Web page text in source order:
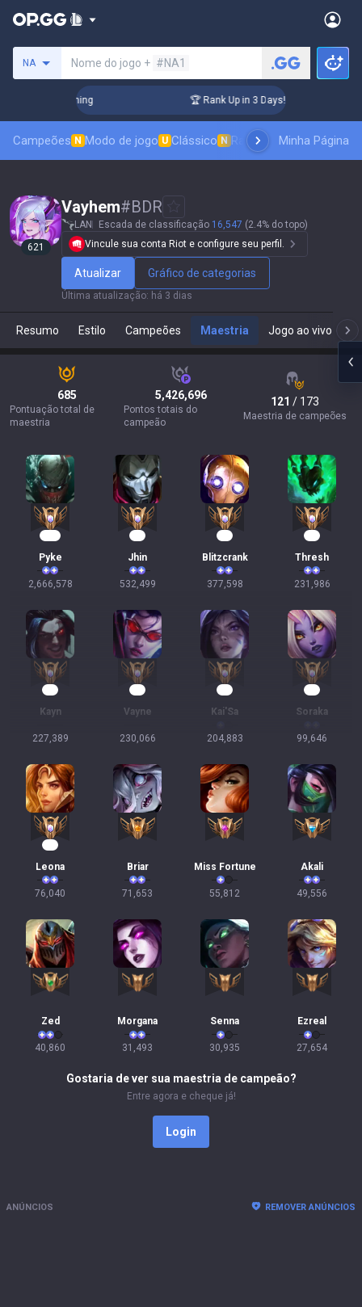
NA Nome do jogo + #NA1
Coaching 🏆 Rank Up in 3 Days! Challenger
Campeões N Modo de jogo U Clássico N Ranking de skins
Minha Página
621
Vayhem#BDR
LAN Escada de classificação 16,547 (2.4% do topo)
Vincule sua conta Riot e configure seu perfil.
Atualizar Gráfico de categorias
Última atualização: há 3 dias
Resumo Estilo Campeões Maestria Jogo ao vivo
685
Pontuação total de
maestria
5,426,696
Pontos totais do
campeão
121 / 173
Maestria de campeões
Pyke
2,666,578
Jhin
532,499
Blitzcrank
377,598
Thresh
231,986
Kayn
227,389
Vayne
230,066
Kai'Sa
204,883
Soraka
99,646
Leona
76,040
Briar
71,653
Miss Fortune
55,812
Akali
49,556
Zed
40,860
Morgana
31,493
Senna
30,935
Ezreal
27,654
Gostaria de ver sua maestria de campeão?
Entre agora e cheque já!
Login
ANÚNCIOS REMOVER ANÚNCIOS